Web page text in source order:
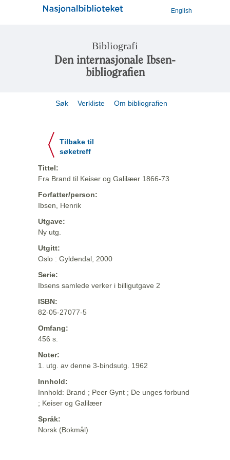
English
Bibliografi
Den internasjonale Ibsen-
bibliografien
Søk Verkliste Om bibliografien
Tilbake til
søketreff
Tittel:
Fra Brand til Keiser og Galilæer 1866-73
Forfatter/person:
Ibsen, Henrik
Utgave:
Ny utg.
Utgitt:
Oslo : Gyldendal, 2000
Serie:
Ibsens samlede verker i billigutgave 2
ISBN:
82-05-27077-5
Omfang:
456 s.
Noter:
1. utg. av denne 3-bindsutg. 1962
Innhold:
Innhold: Brand ; Peer Gynt ; De unges forbund
; Keiser og Galilæer
Språk:
Norsk (Bokmål)